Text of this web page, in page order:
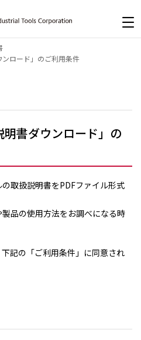
ロード」のご利用条件
書ダウンロード」の
取扱説明書をPDFファイル形式
品の使用方法をお調べになる時
記の「ご利用条件」に同意され